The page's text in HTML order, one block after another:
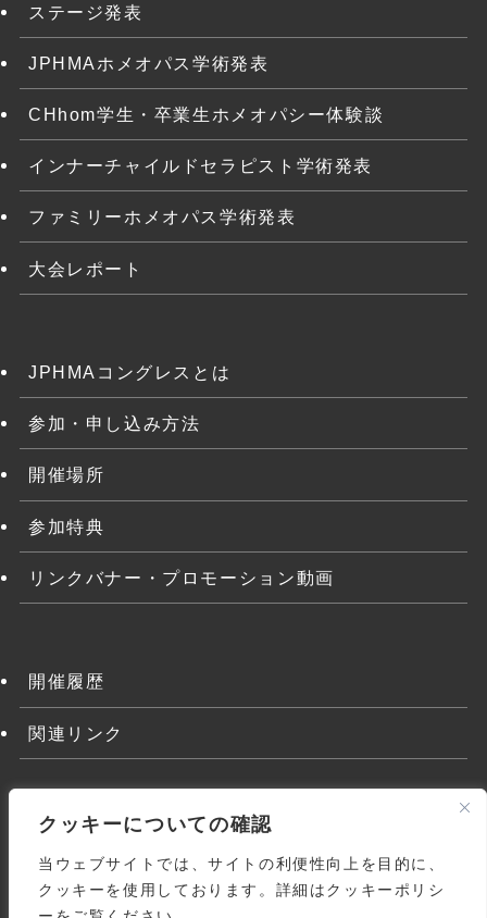
クッキーについての確認
当ウェブサイトでは、サイトの利便性向上を目的に、
クッキーを使用しております。詳細はクッキーポリシ
ステージ発表
JPHMAホメオパス学術発表
CHhom学生・卒業生ホメオパシー体験談
インナーチャイルドセラピスト学術発表
ファミリーホメオパス学術発表
大会レポート
JPHMAコングレスとは
参加・申し込み方法
開催場所
参加特典
リンクバナー・プロモーション動画
開催履歴
関連リンク